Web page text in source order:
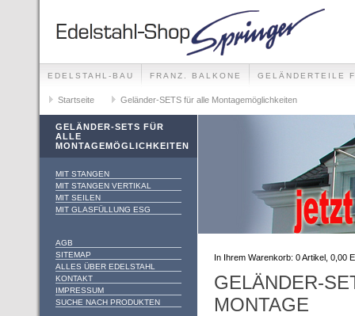
EDELSTAHL-BAU FRANZ. BALKONE GELÄNDERTEILE
GELÄNDER-SETS FÜR ALLE
FOTO-GALLERIE
Startseite Geländer-SETS für alle Montagemöglichkeiten
GELÄNDER-SETS FÜR
ALLE
MONTAGEMÖGLICHKEITEN
MIT STANGEN
MIT STANGEN VERTIKAL
MIT SEILEN
MIT GLASFÜLLUNG ESG
AGB
SITEMAP
ALLES ÜBER EDELSTAHL
KONTAKT
IMPRESSUM
SUCHE NACH PRODUKTEN
In Ihrem Warenkorb: 0Artikel, 0,00
GELÄNDER-
MONTAGE